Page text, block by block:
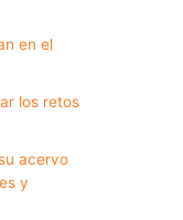
en el
los retos
acervo
y